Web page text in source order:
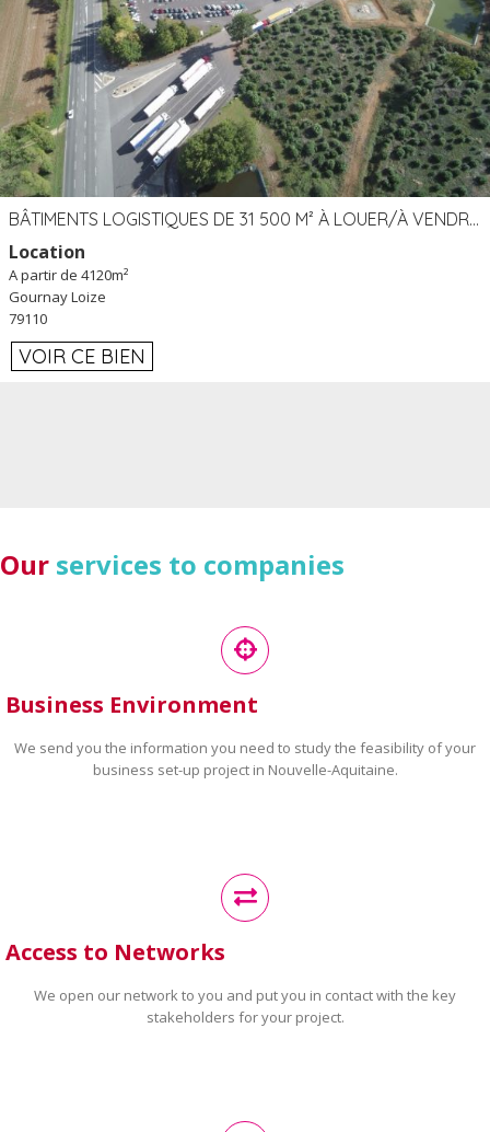
BÂTIMENTS LOGISTIQUES DE 31 500 M² À LOUER/À VENDRE SUR UN SITE DE 17 HA (79)
Location
A partir de 4120m²
Gournay Loize
79110
VOIR CE BIEN
Our services to companies
Business Environment
We send you the information you need to study the feasibility of your
business set-up project in Nouvelle-Aquitaine.
Access to Networks
We open our network to you and put you in contact with the key
stakeholders for your project.